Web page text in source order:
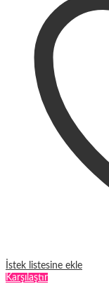
var.
Seçenekler
ürün
sayfasından
seçilebilir
İstek listesine ekle
Karşılaştır